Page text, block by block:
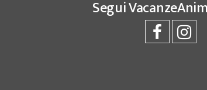
Segui